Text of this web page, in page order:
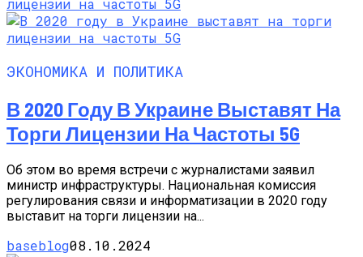
ЭКОНОМИКА И ПОЛИТИКА
В 2020 Году В Украине Выставят На
Торги Лицензии На Частоты 5G
Об этом во время встречи с журналистами заявил
министр инфраструктуры. Национальная комиссия
регулирования связи и информатизации в 2020 году
выставит на торги лицензии на...
baseblog08.10.2024